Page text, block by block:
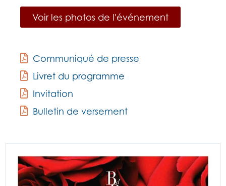
Voir les photos de l'événement
Communiqué de presse
Livret du programme
Invitation
Bulletin de versement